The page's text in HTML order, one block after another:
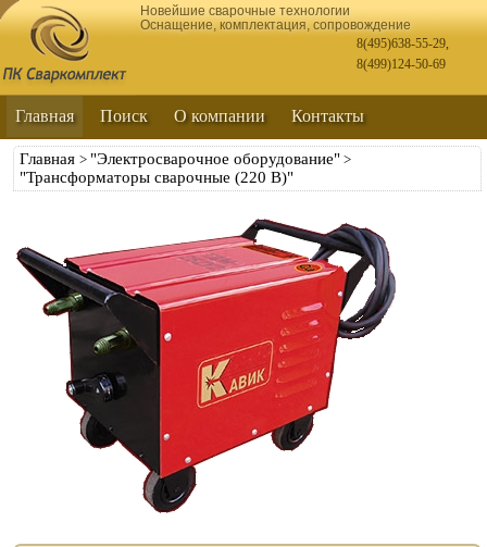
Новейшие сварочные технологии
Оснащение, комплектация, сопровождение
8(495)638-55-29,
8(499)124-50-69
Главная Поиск О компании Контакты
Главная > "Электросварочное оборудование" >
"Трансформаторы сварочные (220 В)"